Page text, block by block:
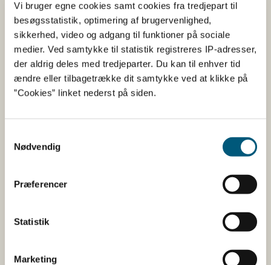
Vi bruger egne cookies samt cookies fra tredjepart til
besøgsstatistik, optimering af brugervenlighed,
sikkerhed, video og adgang til funktioner på sociale
medier. Ved samtykke til statistik registreres IP-adresser,
der aldrig deles med tredjeparter. Du kan til enhver tid
ændre eller tilbagetrække dit samtykke ved at klikke på
”Cookies” linket nederst på siden.
Nødvendig
Præferencer
Statistik
Marketing
påvirkning.
Hvis du vil sælge opskåret kød
Hvis du vil ​​opskære kødet fra det nedlagte vildt, skal du
etablere en detailvirksomhed. Du skal registrere
detailvirksomheden hos Fødevarestyrelsen.
Registrering
Fødevarestyrelsen.
Miljøstyrelsen.​​​